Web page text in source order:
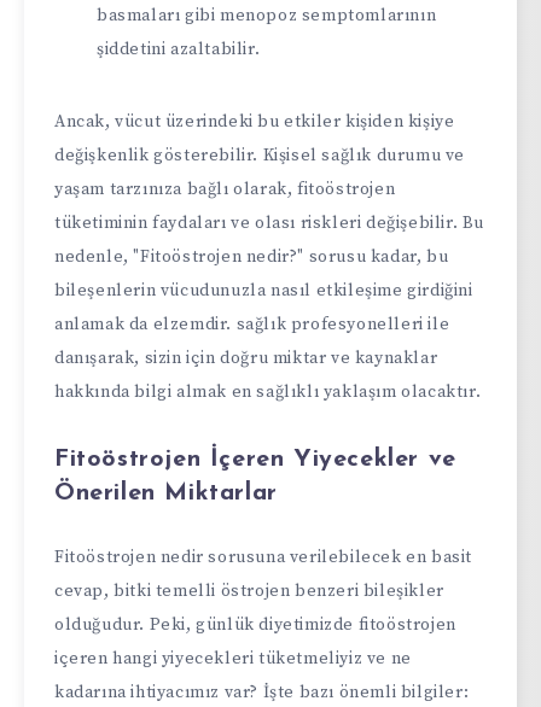
basmaları gibi menopoz semptomlarının
şiddetini azaltabilir.
Ancak, vücut üzerindeki bu etkiler kişiden kişiye
değişkenlik gösterebilir. Kişisel sağlık durumu ve
yaşam tarzınıza bağlı olarak, fitoöstrojen
tüketiminin faydaları ve olası riskleri değişebilir. Bu
nedenle, "Fitoöstrojen nedir?" sorusu kadar, bu
bileşenlerin vücudunuzla nasıl etkileşime girdiğini
anlamak da elzemdir. sağlık profesyonelleri ile
danışarak, sizin için doğru miktar ve kaynaklar
hakkında bilgi almak en sağlıklı yaklaşım olacaktır.
Fitoöstrojen İçeren Yiyecekler ve
Önerilen Miktarlar
Fitoöstrojen nedir sorusuna verilebilecek en basit
cevap, bitki temelli östrojen benzeri bileşikler
olduğudur. Peki, günlük diyetimizde fitoöstrojen
içeren hangi yiyecekleri tüketmeliyiz ve ne
kadarına ihtiyacımız var? İşte bazı önemli bilgiler: